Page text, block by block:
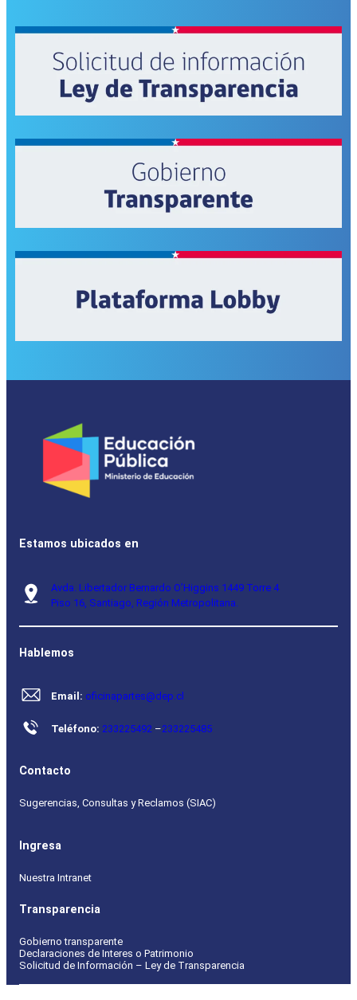
Estamos ubicados en
Avda. Libertador Bernardo O’Higgins 1449 Torre 4
Piso 16, Santiago, Región Metropolitana.
Hablemos
Email: oficinapartes@dep.cl
Teléfono: 233225492 –233225485
Contacto
Sugerencias, Consultas y Reclamos (SIAC)
Ingresa
Nuestra Intranet
Transparencia
Gobierno transparente
Declaraciones de Interes o Patrimonio
Solicitud de Información – Ley de Transparencia